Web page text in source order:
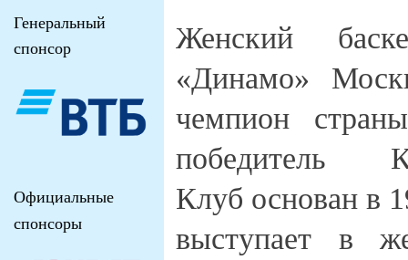
Женский
«Динамо»
чемпион
победитель
Клуб основан в
выступает в
Генеральный
спонсор
Официальные
спонсоры